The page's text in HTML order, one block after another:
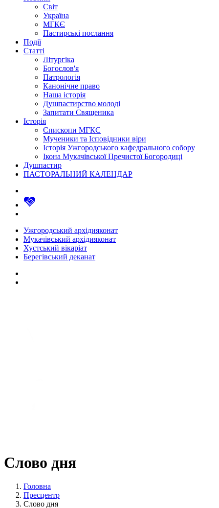
Світ
Україна
МГКЄ
Пастирські послання
Події
Статті
Літургіка
Богослов'я
Патрологія
Канонічне право
Наша історія
Душпастирство молоді
Запитати Священика
Історія
Єпископи МГКЄ
Мученики та Ісповідники віри
Історія Ужгородського кафедрального собору
Ікона Мукачівської Пречистої Богородиці
Душпастир
ПАСТОРАЛЬНИЙ КАЛЕНДАР
Ужгородський архідияконат
Мукачівський архідияконат
Хустський вікаріат
Берегівський деканат
Слово дня
Головна
Пресцентр
Слово дня